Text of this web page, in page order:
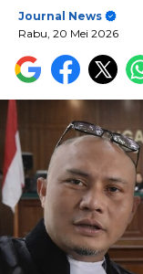
Journal News
Rabu, 20 Mei 2026